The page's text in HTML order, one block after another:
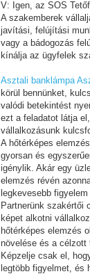
Asztali banklámpa
körül bennünket,
valódi betekintést
ezt a feladatot látja
vállalkozásunk
A hőtérképes
gyorsan és
igénylik. Akár egy
elemzés révén
legkevesebb
Partnerünk szakértői
képet alkotni
hőtérképes elemzés
növelése és a célzott
Képzelje csak el,
legtöbb figyelmet, és